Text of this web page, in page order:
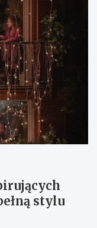
stylu